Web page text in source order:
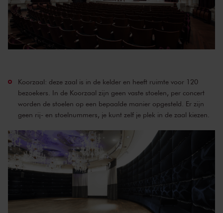
Koorzaal: deze zaal is in de kelder en heeft ruimte voor 120
bezoekers. In de Koorzaal zijn geen vaste stoelen, per concert
worden de stoelen op een bepaalde manier opgesteld. Er zijn
geen rij- en stoelnummers, je kunt zelf je plek in de zaal kiezen.